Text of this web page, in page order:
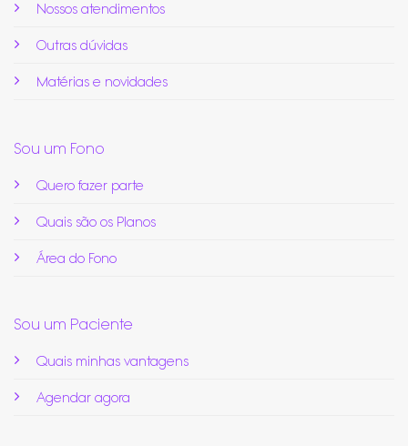
Nossos atendimentos
Outras dúvidas
Matérias e novidades
Sou um Fono
Quero fazer parte
Quais são os Planos
Área do Fono
Sou um Paciente
Quais minhas vantagens
Agendar agora